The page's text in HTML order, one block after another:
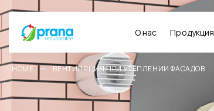
О нас Продукция
HOME ВЕНТИЛЯЦИЯ ПРИ УТЕПЛЕНИИ ФАСАДОВ